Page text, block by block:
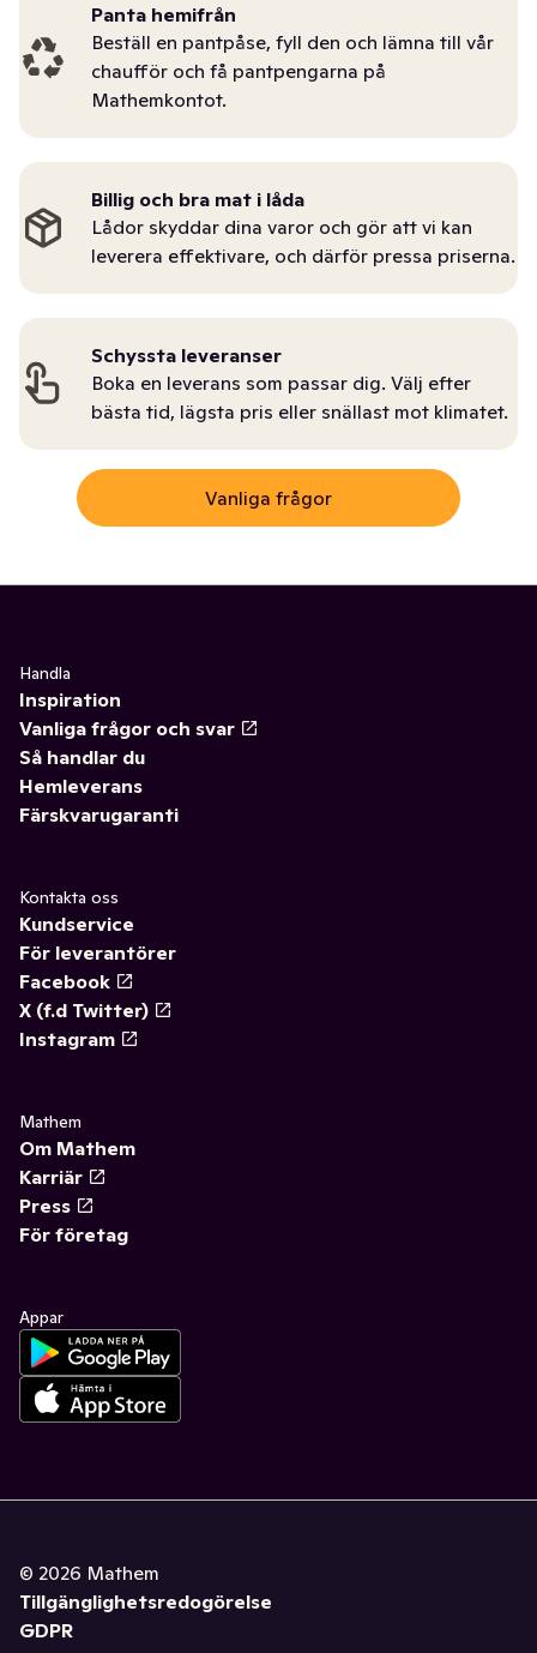
Panta hemifrån
Beställ en pantpåse, fyll den och lämna till vår
chaufför och få pantpengarna på
Mathemkontot.
Billig och bra mat i låda
Lådor skyddar dina varor och gör att vi kan
leverera effektivare, och därför pressa priserna.
Schyssta leveranser
Boka en leverans som passar dig. Välj efter
bästa tid, lägsta pris eller snällast mot klimatet.
Vanliga frågor
Handla
Inspiration
Vanliga frågor och svar
Så handlar du
Hemleverans
Färskvarugaranti
Kontakta oss
Kundservice
För leverantörer
Facebook
X (f.d Twitter)
Instagram
Mathem
Om Mathem
Karriär
Press
För företag
Appar
© 2026 Mathem
Tillgänglighetsredogörelse
GDPR